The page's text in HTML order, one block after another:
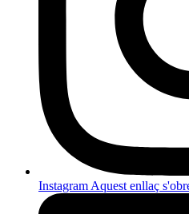
InstagramAquest enllaç